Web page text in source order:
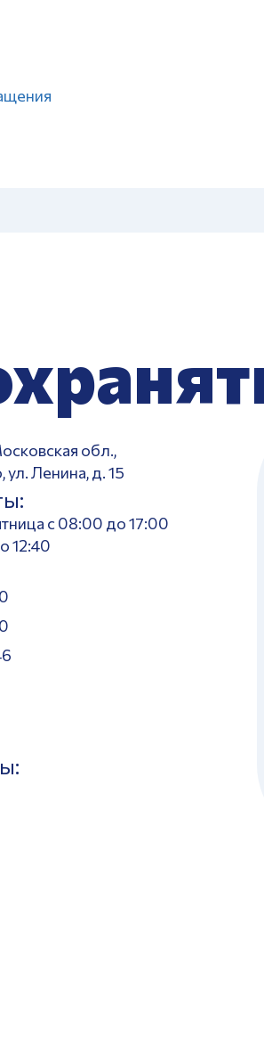
обл.,
Ленина, д. 15
с 08:00 до 17:00
12:40